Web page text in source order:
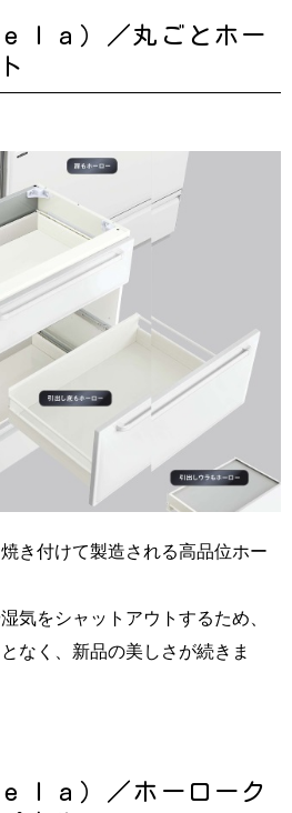
ｌａ）／丸ごとホー
き付けて製造される高品位ホー
気をシャットアウトするため、
なく、新品の美しさが続きま
ｌａ）／ホーローク